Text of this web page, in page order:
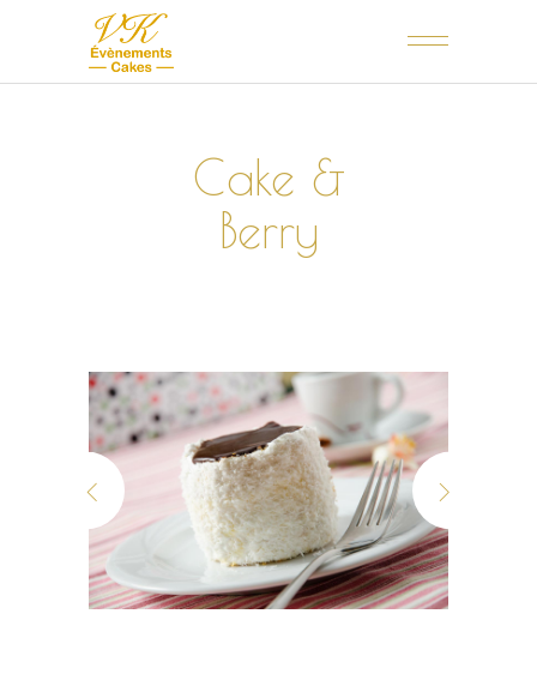
Cake &
Berry